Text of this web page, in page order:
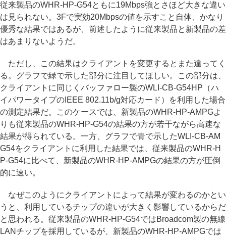
従来製品のWHR-HP-G54ともに19Mbps強とさほど大きな違い
は見られない。3Fで実効20Mbpsの値を示すこと自体、かなり
優秀な結果ではあるが、前述したように従来製品と新製品の差
はあまりないようだ。
ただし、この結果はクライアントを変更するとまた違ってく
る。グラフで緑で示した部分に注目してほしい。この部分は、
クライアントに同じくバッファロー製のWLI-CB-G54HP（ハ
イパワータイプのIEEE 802.11b/g対応カード）を利用した場合
の測定結果だ。このケースでは、新製品のWHR-HP-AMPGよ
りも従来製品のWHR-HP-G54の結果の方が若干ながら高速な
結果が得られている。一方、グラフで青で示したWLI-CB-AM
G54をクライアントに利用した結果では、従来製品のWHR-H
P-G54に比べて、新製品のWHR-HP-AMPGの結果の方が圧倒
的に速い。
なぜこのようにクライアントによって結果が変わるのかとい
うと、利用しているチップの違いが大きく影響しているからだ
と思われる。従来製品のWHR-HP-G54ではBroadcom製の無線
LANチップを採用しているが、新製品のWHR-HP-AMPGでは